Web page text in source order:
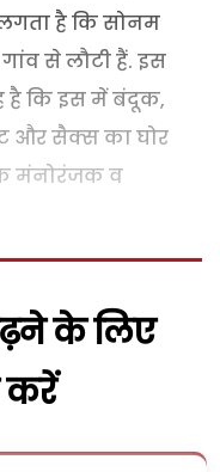
है कि सोनम
से लौटी हैं. इस
है कि इस में बंदूक,
और सैक्स का घोर
मंनोरंजक व
के लिए
करें